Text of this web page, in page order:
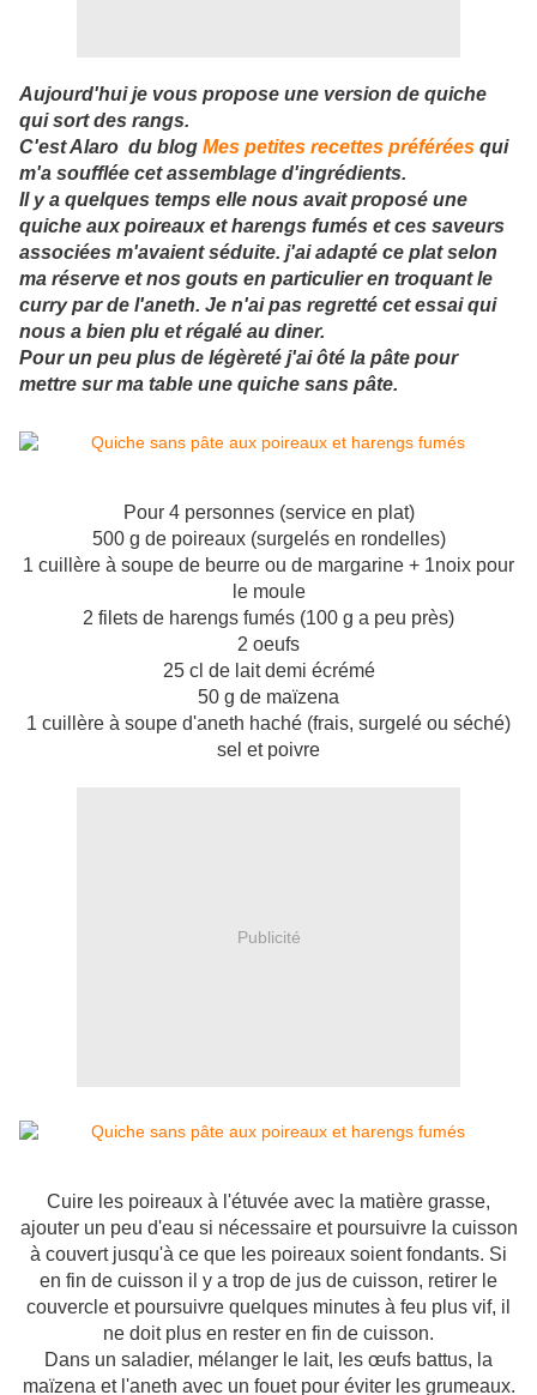
Aujourd'hui je vous propose une version de quiche
qui sort des rangs.
C'est Alaro du blog Mes petites recettes préférées qui
m'a soufflée cet assemblage d'ingrédients.
Il y a quelques temps elle nous avait proposé une
quiche aux poireaux et harengs fumés et ces saveurs
associées m'avaient séduite. j'ai adapté ce plat selon
ma réserve et nos gouts en particulier en troquant le
curry par de l'aneth. Je n'ai pas regretté cet essai qui
nous a bien plu et régalé au diner.
Pour un peu plus de légèreté j'ai ôté la pâte pour
mettre sur ma table une quiche sans pâte.
Pour 4 personnes (service en plat)
500 g de poireaux (surgelés en rondelles)
1 cuillère à soupe de beurre ou de margarine + 1noix pour
le moule
2 filets de harengs fumés (100 g a peu près)
2 oeufs
25 cl de lait demi écrémé
50 g de maïzena
1 cuillère à soupe d'aneth haché (frais, surgelé ou séché)
sel et poivre
Publicité
Cuire les poireaux à l'étuvée avec la matière grasse,
ajouter un peu d'eau si nécessaire et poursuivre la cuisson
à couvert jusqu'à ce que les poireaux soient fondants. Si
en fin de cuisson il y a trop de jus de cuisson, retirer le
couvercle et poursuivre quelques minutes à feu plus vif, il
ne doit plus en rester en fin de cuisson.
Dans un saladier, mélanger le lait, les œufs battus, la
maïzena et l'aneth avec un fouet pour éviter les grumeaux.